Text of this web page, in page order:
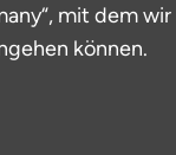
mit dem
können.